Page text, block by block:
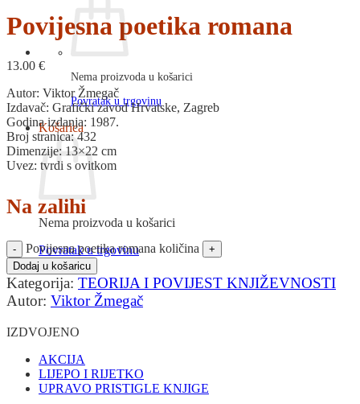
Nema proizvoda u košarici
Povratak u trgovinu
Košarica
Nema proizvoda u košarici
Povratak u trgovinu
Povijesna poetika romana
13.00 €
Autor: Viktor Žmegač
Izdavač: Grafički zavod Hrvatske, Zagreb
Godina izdanja: 1987.
Broj stranica: 432
Dimenzije: 13×22 cm
Uvez: tvrdi s ovitkom
Na zalihi
Povijesna poetika romana količina
Dodaj u košaricu
Kategorija: TEORIJA I POVIJEST KNJIŽEVNOSTI
Autor: Viktor Žmegač
IZDVOJENO
AKCIJA
LIJEPO I RIJETKO
UPRAVO PRISTIGLE KNJIGE